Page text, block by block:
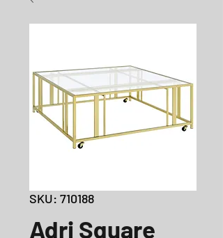
SKU: 710188
Adri Square